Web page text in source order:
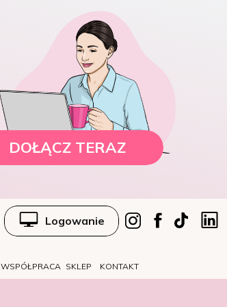
DOŁĄCZ TERAZ
WSPÓŁPRACA KONTAKT
Logowanie
SKLEP